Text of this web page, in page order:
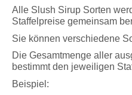
Alle Slush Sirup Sorten
Staffelpreise gemeinsam
Sie können verschiedene
Die Gesamtmenge aller
bestimmt den jeweiligen
Beispiel: